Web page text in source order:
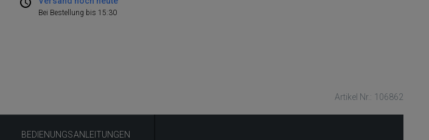
Bei Bestellung bis 15:30
Artikel Nr.: 106862
BEDIENUNGSANLEITUNGEN